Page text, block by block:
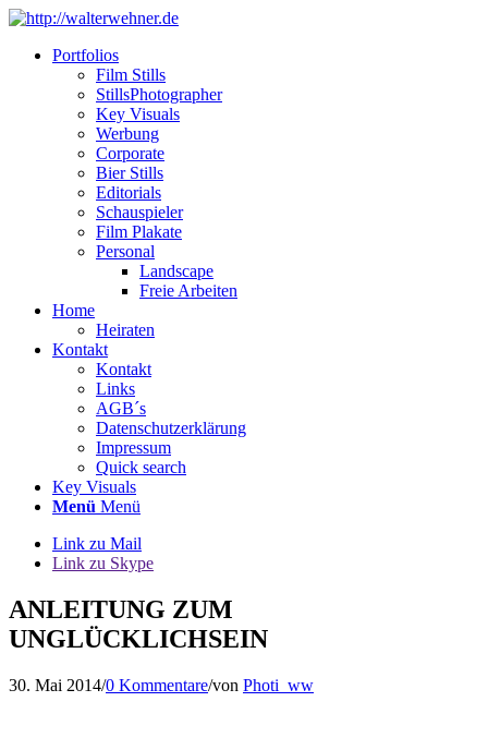
Portfolios
Film Stills
StillsPhotographer
Key Visuals
Werbung
Corporate
Bier Stills
Editorials
Schauspieler
Film Plakate
Personal
Landscape
Freie Arbeiten
Home
Heiraten
Kontakt
Kontakt
Links
AGB´s
Datenschutzerklärung
Impressum
Quick search
Key Visuals
Menü Menü
Link zu Mail
Link zu Skype
ANLEITUNG ZUM
UNGLÜCKLICHSEIN
30. Mai 2014/0 Kommentare/von Photi_ww